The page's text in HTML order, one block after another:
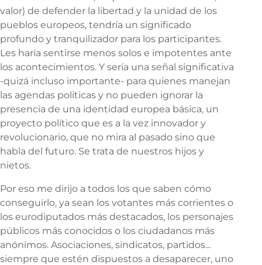
valor) de defender la libertad y la unidad de los
pueblos europeos, tendría un significado
profundo y tranquilizador para los participantes.
Les haría sentirse menos solos e impotentes ante
los acontecimientos. Y sería una señal significativa
-quizá incluso importante- para quienes manejan
las agendas políticas y no pueden ignorar la
presencia de una identidad europea básica, un
proyecto político que es a la vez innovador y
revolucionario, que no mira al pasado sino que
habla del futuro. Se trata de nuestros hijos y
nietos.
Por eso me dirijo a todos los que saben cómo
conseguirlo, ya sean los votantes más corrientes o
los eurodiputados más destacados, los personajes
públicos más conocidos o los ciudadanos más
anónimos. Asociaciones, sindicatos, partidos...
siempre que estén dispuestos a desaparecer, uno